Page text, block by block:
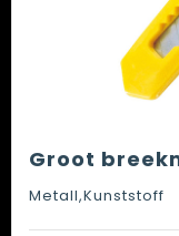
Metall,Kunststoff